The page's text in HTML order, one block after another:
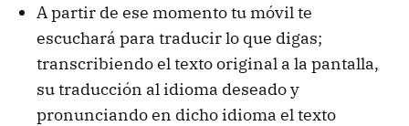
A partir de ese momento tu móvil te
escuchará para traducir lo que digas;
transcribiendo el texto original a la pantalla,
su traducción al idioma deseado y
pronunciando en dicho idioma el texto